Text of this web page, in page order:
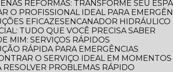
REFORMAS: TRANSFORME SEU
O PROFISSIONAL IDEAL PARA
EFICAZES
ENCANADOR
TUDO QUE VOCÊ PRECISA SABER
MIM: SERVIÇOS RÁPIDOS
RÁPIDA PARA EMERGÊNCIAS
O SERVIÇO IDEAL EM
RESOLVER PROBLEMAS RÁPIDO